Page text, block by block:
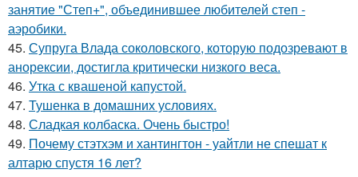
занятие "Степ+", объединившее любителей степ -
аэробики.
45. Супруга Влада соколовского, которую подозревают в
анорексии, достигла критически низкого веса.
46. Утка с квашеной капустой.
47. Тушенка в домашних условиях.
48. Сладкая колбаска. Очень быстро!
49. Почему стэтхэм и хантингтон - уайтли не спешат к
алтарю спустя 16 лет?